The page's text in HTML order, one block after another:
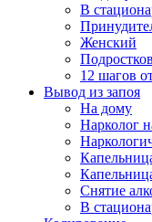
В
Женский
12 шагов
Вывод из запоя
На дому
Нарколог
Снятие
В